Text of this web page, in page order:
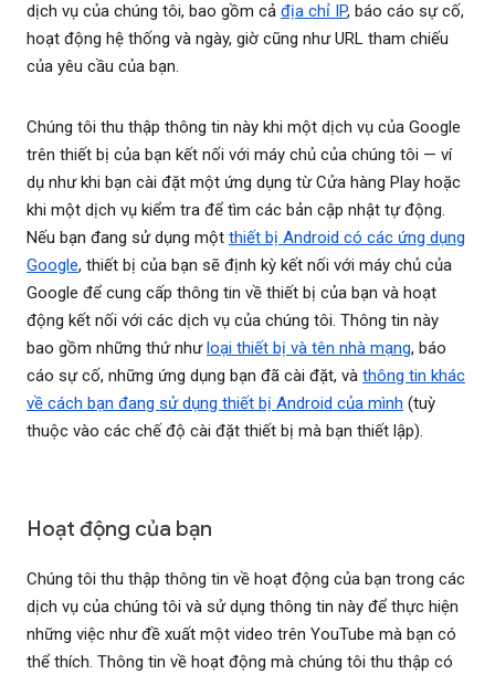
dịch vụ của chúng tôi, bao gồm cả địa chỉ IP, báo cáo sự cố,
hoạt động hệ thống và ngày, giờ cũng như URL tham chiếu
của yêu cầu của bạn.
Chúng tôi thu thập thông tin này khi một dịch vụ của Google
trên thiết bị của bạn kết nối với máy chủ của chúng tôi — ví
dụ như khi bạn cài đặt một ứng dụng từ Cửa hàng Play hoặc
khi một dịch vụ kiểm tra để tìm các bản cập nhật tự động.
Nếu bạn đang sử dụng một thiết bị Android có các ứng dụng
Google, thiết bị của bạn sẽ định kỳ kết nối với máy chủ của
Google để cung cấp thông tin về thiết bị của bạn và hoạt
động kết nối với các dịch vụ của chúng tôi. Thông tin này
bao gồm những thứ nhưloại thiết bị và tên nhà mạng, báo
cáo sự cố, những ứng dụng bạn đã cài đặt, và thông tin khác
về cách bạn đang sử dụng thiết bị Android của mình (tuỳ
thuộc vào các chế độ cài đặt thiết bị mà bạn thiết lập).
Hoạt động của bạn
Chúng tôi thu thập thông tin về hoạt động của bạn trong các
dịch vụ của chúng tôi và sử dụng thông tin này để thực hiện
những việc như đề xuất một video trên YouTube mà bạn có
thể thích. Thông tin về hoạt động mà chúng tôi thu thập có